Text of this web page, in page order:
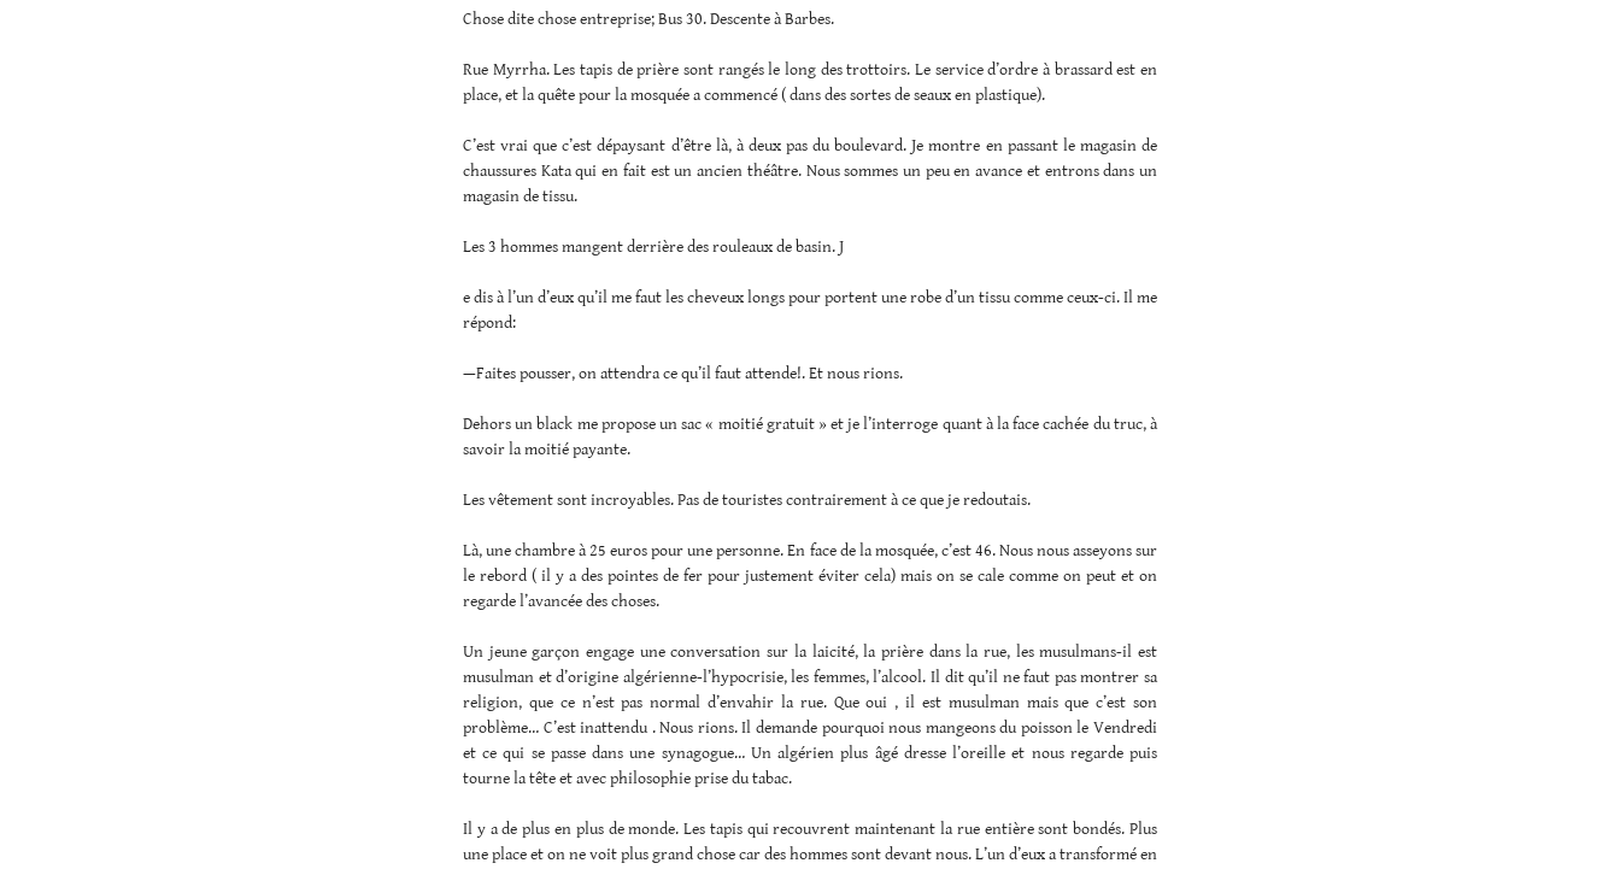
Chose dite chose entreprise; Bus 30. Descente à Barbes.
Rue Myrrha. Les tapis de prière sont rangés le long des trottoirs. Le service d’ordre à brassard est en
place, et la quête pour la mosquée a commencé ( dans des sortes de seaux en plastique).
C’est vrai que c’est dépaysant d’être là, à deux pas du boulevard. Je montre en passant le magasin de
chaussures Kata qui en fait est un ancien théâtre. Nous sommes un peu en avance et entrons dans un
magasin de tissu.
Les 3 hommes mangent derrière des rouleaux de basin. J
e dis à l’un d’eux qu’il me faut les cheveux longs pour portent une robe d’un tissu comme ceux-ci. Il me
répond:
—Faites pousser, on attendra ce qu’il faut attende!. Et nous rions.
Dehors un black me propose un sac « moitié gratuit » et je l’interroge quant à la face cachée du truc, à
savoir la moitié payante.
Les vêtement sont incroyables. Pas de touristes contrairement à ce que je redoutais.
Là, une chambre à 25 euros pour une personne. En face de la mosquée, c’est 46. Nous nous asseyons sur
le rebord ( il y a des pointes de fer pour justement éviter cela) mais on se cale comme on peut et on
regarde l’avancée des choses.
Un jeune garçon engage une conversation sur la laicité, la prière dans la rue, les musulmans-il est
musulman et d’origine algérienne-l’hypocrisie, les femmes, l’alcool. Il dit qu’il ne faut pas montrer sa
religion, que ce n’est pas normal d’envahir la rue. Que oui , il est musulman mais que c’est son
problème… C’est inattendu . Nous rions. Il demande pourquoi nous mangeons du poisson le Vendredi
et ce qui se passe dans une synagogue… Un algérien plus âgé dresse l’oreille et nous regarde puis
tourne la tête et avec philosophie prise du tabac.
Il y a de plus en plus de monde. Les tapis qui recouvrent maintenant la rue entière sont bondés. Plus
une place et on ne voit plus grand chose car des hommes sont devant nous. L’un d’eux a transformé en